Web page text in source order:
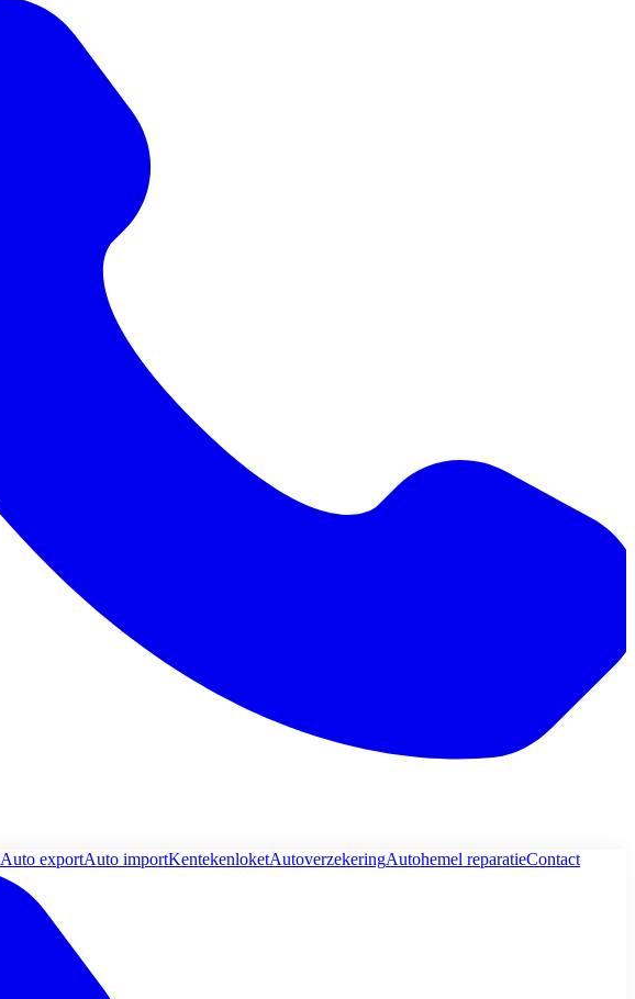
Auto exportAuto importKentekenloketAutoverzekeringAutohemel reparatieContact